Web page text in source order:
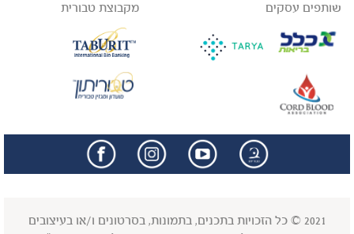
שותפים עסקים מקבוצת טבורית
2021 © כל הזכויות בתכנים, בתמונות, בסרטונים ו/או בעיצובים